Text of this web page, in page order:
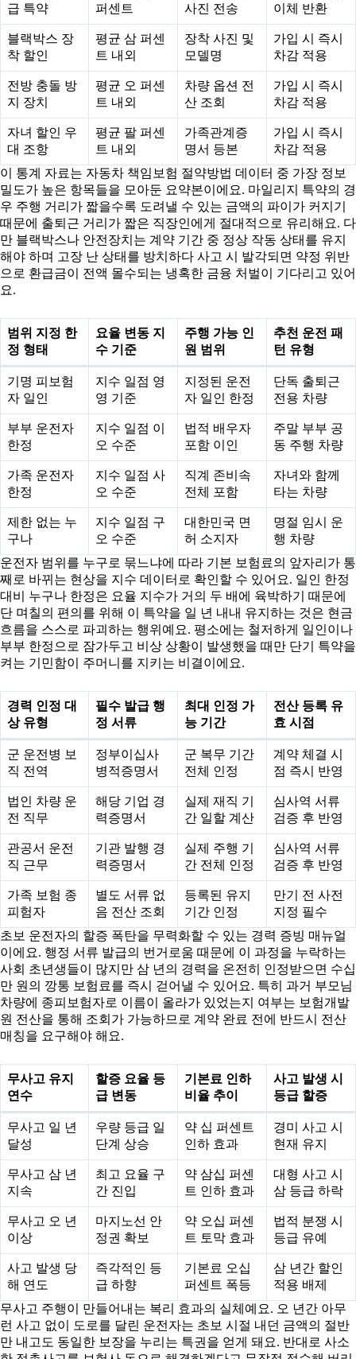
급 특약
퍼센트
사진 전송
이체 반환
블랙박스 장
착 할인
평균 삼 퍼센
트 내외
장착 사진 및
모델명
가입 시 즉시
차감 적용
전방 충돌 방
지 장치
평균 오 퍼센
트 내외
차량 옵션 전
산 조회
가입 시 즉시
차감 적용
자녀 할인 우
대 조항
평균 팔 퍼센
트 내외
가족관계증
명서 등본
가입 시 즉시
차감 적용
이 통계 자료는 자동차 책임보험 절약방법 데이터 중 가장 정보
밀도가 높은 항목들을 모아둔 요약본이에요. 마일리지 특약의 경
우 주행 거리가 짧을수록 도려낼 수 있는 금액의 파이가 커지기
때문에 출퇴근 거리가 짧은 직장인에게 절대적으로 유리해요. 다
만 블랙박스나 안전장치는 계약 기간 중 정상 작동 상태를 유지
해야 하며 고장 난 상태를 방치하다 사고 시 발각되면 약정 위반
으로 환급금이 전액 몰수되는 냉혹한 금융 처벌이 기다리고 있어
요.
범위 지정 한
정 형태
요율 변동 지
수 기준
주행 가능 인
원 범위
추천 운전 패
턴 유형
기명 피보험
자 일인
지수 일점 영
영 기준
지정된 운전
자 일인 한정
단독 출퇴근
전용 차량
부부 운전자
한정
지수 일점 이
오 수준
법적 배우자
포함 이인
주말 부부 공
동 주행 차량
가족 운전자
한정
지수 일점 사
오 수준
직계 존비속
전체 포함
자녀와 함께
타는 차량
제한 없는 누
구나
지수 일점 구
오 수준
대한민국 면
허 소지자
명절 임시 운
행 차량
운전자 범위를 누구로 묶느냐에 따라 기본 보험료의 앞자리가 통
째로 바뀌는 현상을 지수 데이터로 확인할 수 있어요. 일인 한정
대비 누구나 한정은 요율 지수가 거의 두 배에 육박하기 때문에
단 며칠의 편의를 위해 이 특약을 일 년 내내 유지하는 것은 현금
흐름을 스스로 파괴하는 행위예요. 평소에는 철저하게 일인이나
부부 한정으로 잠가두고 비상 상황이 발생했을 때만 단기 특약을
켜는 기민함이 주머니를 지키는 비결이에요.
경력 인정 대
상 유형
필수 발급 행
정 서류
최대 인정 가
능 기간
전산 등록 유
효 시점
군 운전병 보
직 전역
정부이십사
병적증명서
군 복무 기간
전체 인정
계약 체결 시
점 즉시 반영
법인 차량 운
전 직무
해당 기업 경
력증명서
실제 재직 기
간 일할 계산
심사역 서류
검증 후 반영
관공서 운전
직 근무
기관 발행 경
력증명서
실제 주행 기
간 전체 인정
심사역 서류
검증 후 반영
가족 보험 종
피험자
별도 서류 없
음 전산 조회
등록된 유지
기간 인정
만기 전 사전
지정 필수
초보 운전자의 할증 폭탄을 무력화할 수 있는 경력 증빙 매뉴얼
이에요. 행정 서류 발급의 번거로움 때문에 이 과정을 누락하는
사회 초년생들이 많지만 삼 년의 경력을 온전히 인정받으면 수십
만 원의 깡통 보험료를 즉시 걷어낼 수 있어요. 특히 과거 부모님
차량에 종피보험자로 이름이 올라가 있었는지 여부는 보험개발
원 전산을 통해 조회가 가능하므로 계약 완료 전에 반드시 전산
매칭을 요구해야 해요.
무사고 유지
연수
할증 요율 등
급 변동
기본료 인하
비율 추이
사고 발생 시
등급 할증
무사고 일 년
달성
우량 등급 일
단계 상승
약 십 퍼센트
인하 효과
경미 사고 시
현재 유지
무사고 삼 년
지속
최고 요율 구
간 진입
약 삼십 퍼센
트 인하 효과
대형 사고 시
삼 등급 하락
무사고 오 년
이상
마지노선 안
정권 확보
약 오십 퍼센
트 토막 효과
법적 분쟁 시
등급 유예
사고 발생 당
해 연도
즉각적인 등
급 하향
기본료 오십
퍼센트 폭등
삼 년간 할인
적용 배제
무사고 주행이 만들어내는 복리 효과의 실체예요. 오 년간 아무
런 사고 없이 도로를 달린 운전자는 초보 시절 내던 금액의 절반
만 내고도 동일한 보장을 누리는 특권을 얻게 돼요. 반대로 사소